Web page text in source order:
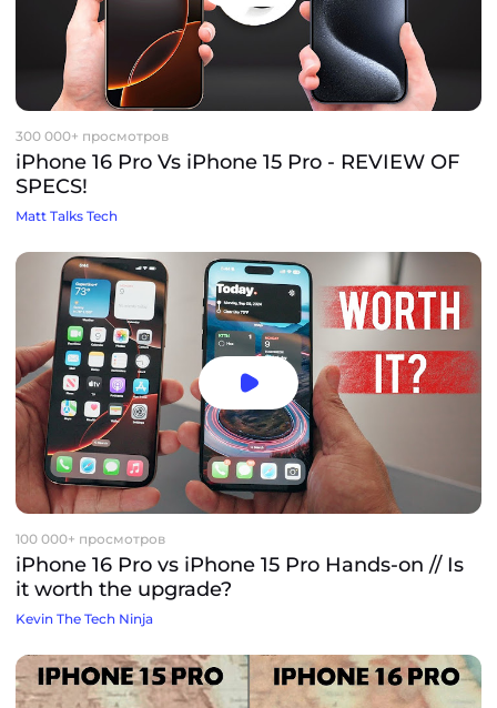
300 000+ просмотров
iPhone 16 Pro Vs iPhone 15 Pro - REVIEW OF
SPECS!
Matt Talks Tech
100 000+ просмотров
iPhone 16 Pro vs iPhone 15 Pro Hands-on // Is
it worth the upgrade?
Kevin The Tech Ninja